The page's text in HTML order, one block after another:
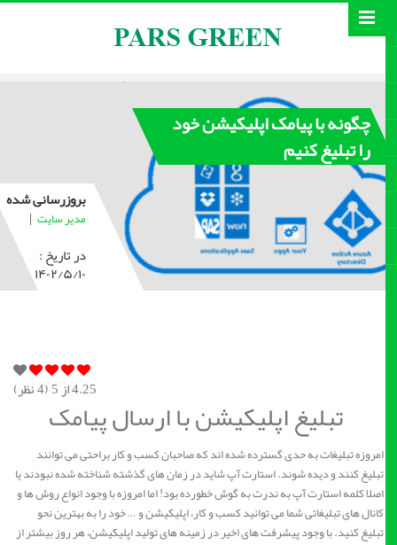
چگونه با پیامک اپلیکیشن خود
را تبلیغ کنیم
بروزرسانی شده
مدیر سایت |
در تاریخ :
۱۴۰۲/۵/۱۰
4.25از 5 ( 4نظر)
تبلیغ اپلیکیشن با ارسال پیامک
امروزه تبلیغات به حدی گسترده شده اند که صاحبان کسب و کار براحتی می توانند
تبلیغ کنند و دیده شوند. استارت آپ شاید در زمان های گذشته شناخته شده نبودند یا
اصلا کلمه استارت آپ به ندرت به گوش خطورده بود! اما امروزه با وجود انواع روش ها و
کانال های تبلیغاتی شما می توانید کسب و کار، اپلیکیشن و … خود را به بهترین نحو
تبلیغ کنید. با وجود پیشرفت های اخیر در زمینه های تولید اپلیکیشن، هر روز بیشتر از